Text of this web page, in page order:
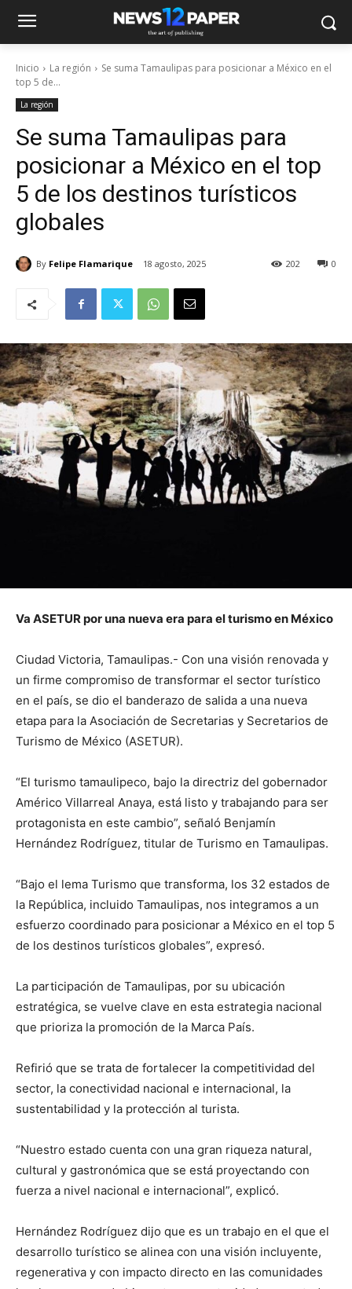
Inicio La región
Se suma Tamaulipas para posicionar a México en el
top 5 de...
La región
Se suma Tamaulipas para
posicionar a México en el top
5 de los destinos turísticos
globales
By Felipe Flamarique 18 agosto, 2025 0
202
Va ASETUR por una nueva era para el turismo en México
Ciudad Victoria, Tamaulipas.- Con una visión renovada y
un firme compromiso de transformar el sector turístico
en el país, se dio el banderazo de salida a una nueva
etapa para la Asociación de Secretarias y Secretarios de
Turismo de México (ASETUR).
“El turismo tamaulipeco, bajo la directriz del gobernador
Américo Villarreal Anaya, está listo y trabajando para ser
protagonista en este cambio”, señaló Benjamín
Hernández Rodríguez, titular de Turismo en Tamaulipas.
“Bajo el lema Turismo que transforma, los 32 estados de
la República, incluido Tamaulipas, nos integramos a un
esfuerzo coordinado para posicionar a México en el top 5
de los destinos turísticos globales”, expresó.
La participación de Tamaulipas, por su ubicación
estratégica, se vuelve clave en esta estrategia nacional
que prioriza la promoción de la Marca País.
Refirió que se trata de fortalecer la competitividad del
sector, la conectividad nacional e internacional, la
sustentabilidad y la protección al turista.
“Nuestro estado cuenta con una gran riqueza natural,
cultural y gastronómica que se está proyectando con
fuerza a nivel nacional e internacional”, explicó.
Hernández Rodríguez dijo que es un trabajo en el que el
desarrollo turístico se alinea con una visión incluyente,
regenerativa y con impacto directo en las comunidades